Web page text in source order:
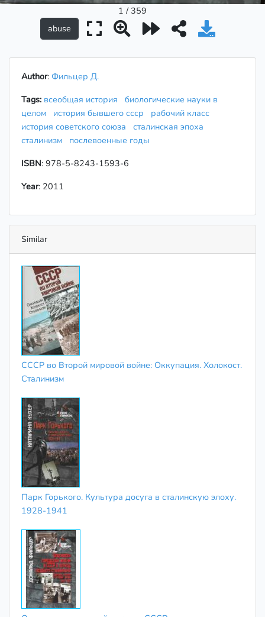
1 / 359
Author: Фильцер Д.
Tags: всеобщая история
биологические науки в
целом
история бывшего ссср
рабочий класс
история советского союза
сталинская эпоха
сталинизм
послевоенные годы
ISBN: 978-5-8243-1593-6
Year: 2011
Similar
СССР во Второй мировой войне: Оккупация. Холокост.
Сталинизм
Парк Горького. Культура досуга в сталинскую элоху.
1928-1941